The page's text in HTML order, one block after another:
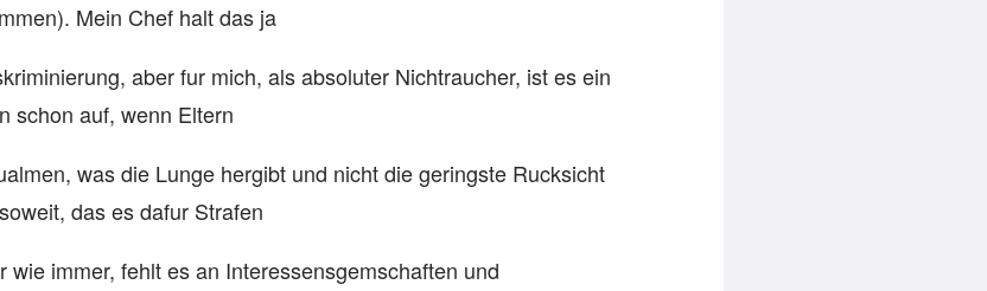
Mein Chef halt das ja
aber fur mich, als absoluter Nichtraucher, ist es ein
schon auf, wenn Eltern
was die Lunge hergibt und nicht die geringste Rucksicht
das es dafur Strafen
wie immer, fehlt es an Interessensgemschaften und